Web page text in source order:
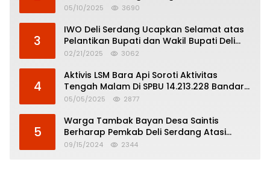
Pertanggungjawaban Politik
05/10/2025 3690
3
IWO Deli Serdang Ucapkan Selamat atas
Pelantikan Bupati dan Wakil Bupati Deli
Serdang
02/21/2025 3062
4
Aktivis LSM Bara Api Soroti Aktivitas
Tengah Malam Di SPBU 14.213.228 Bandar
Tinggi
05/05/2025 2877
5
Warga Tambak Bayan Desa Saintis
Berharap Pemkab Deli Serdang Atasi
Banjir
09/15/2024 2344